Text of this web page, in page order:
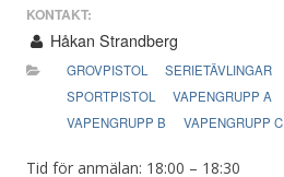
KONTAKT:
Håkan Strandberg
GROVPISTOL
SERIETÄVLINGAR
SPORTPISTOL
VAPENGRUPP A
VAPENGRUPP B
VAPENGRUPP C
Tid för anmälan: 18:00 – 18:30